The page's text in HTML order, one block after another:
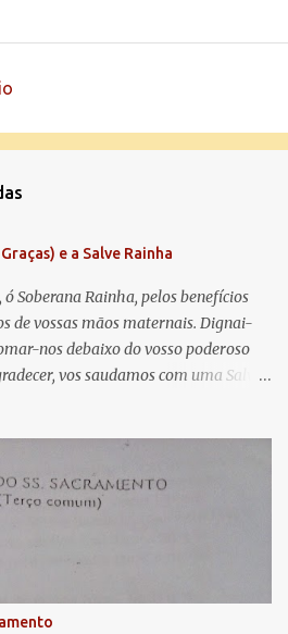
e a Salve Rainha
Soberana Rainha, pelos benefícios
de vossas mãos maternais. Dignai-
nos debaixo do vosso poderoso
vos saudamos com uma Salve
nossa, estes vossos olhos
e depois deste desterro, mostrai-nos
ventre, ó clemente, ó piedosa, ó
Rogai por nós Santa Mãe de Deus.
promessas de Cristo. Amém.